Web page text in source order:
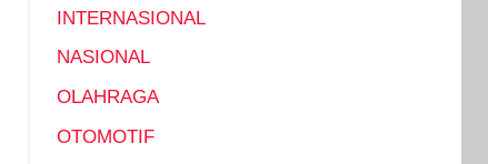
INTERNASIONAL
NASIONAL
OLAHRAGA
OTOMOTIF